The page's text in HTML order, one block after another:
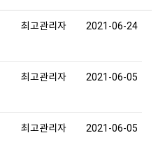
최고관리자 2021-06-24
최고관리자 2021-06-05
최고관리자 2021-06-05